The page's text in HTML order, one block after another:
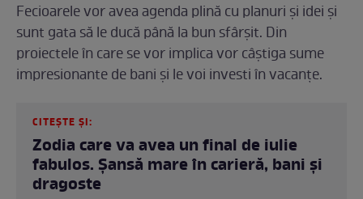
Fecioarele vor avea agenda plină cu planuri și idei și
sunt gata să le ducă până la bun sfârșit. Din
proiectele în care se vor implica vor câștiga sume
impresionante de bani și le voi investi în vacanțe.
CITEȘTE ȘI:
Zodia care va avea un final de iulie
fabulos. Șansă mare în carieră, bani și
dragoste